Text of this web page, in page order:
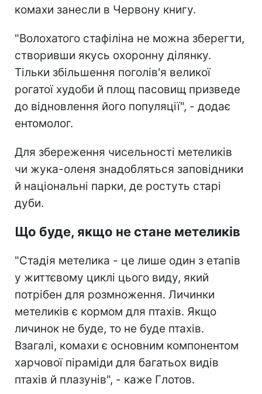
комахи занесли в Червону книгу.
"Волохатого стафіліна не можна зберегти,
створивши якусь охоронну ділянку.
Тільки збільшення поголів'я великої
рогатої худоби й площ пасовищ призведе
до відновлення його популяції", - додає
ентомолог.
Для збереження чисельності метеликів
чи жука-оленя знадобляться заповідники
й національні парки, де ростуть старі
дуби.
Що буде, якщо не стане метеликів
"Стадія метелика - це лише один з етапів
у життєвому циклі цього виду, який
потрібен для розмноження. Личинки
метеликів є кормом для птахів. Якщо
личинок не буде, то не буде птахів.
Взагалі, комахи є основним компонентом
харчової піраміди для багатьох видів
птахів й плазунів", - каже Глотов.